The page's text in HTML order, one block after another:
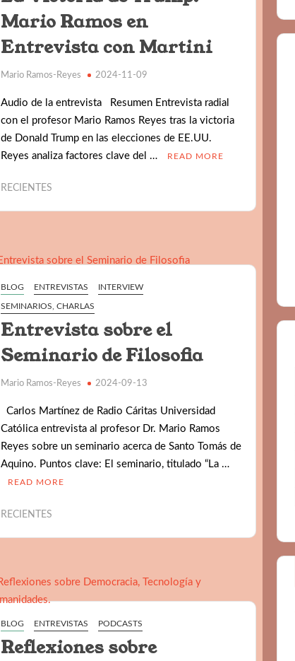
Mario Ramos en
Entrevista con Martini
Mario Ramos-Reyes 2024-11-09
Audio de la entrevista Resumen Entrevista radial
con el profesor Mario Ramos Reyes tras la victoria
de Donald Trump en las elecciones de EE.UU.
Reyes analiza factores clave del …
READ MORE
RECIENTES
BLOG ENTREVISTAS INTERVIEW
SEMINARIOS, CHARLAS
Entrevista sobre el
Seminario de Filosofia
Mario Ramos-Reyes 2024-09-13
Carlos Martínez de Radio Cáritas Universidad
Católica entrevista al profesor Dr. Mario Ramos
Reyes sobre un seminario acerca de Santo Tomás de
Aquino. Puntos clave: El seminario, titulado “La …
READ MORE
RECIENTES
BLOG ENTREVISTAS PODCASTS
Reflexiones sobre